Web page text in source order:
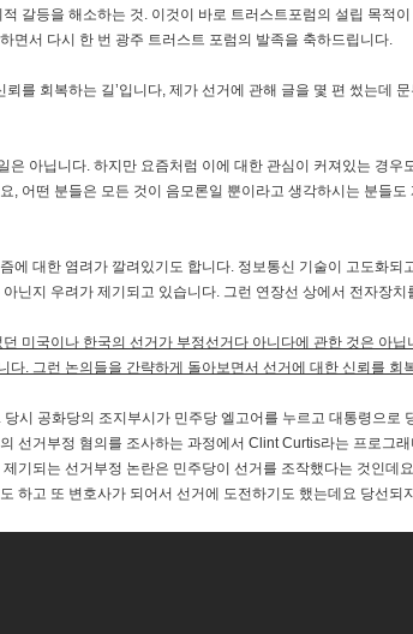
갈등을 해소하는 것. 이것이 바로 트러스트포럼의 설립 목적
면서 다시 한 번 광주 트러스트 포럼의 발족을 축하드립니다.
뢰를 회복하는 길’입니다, 제가 선거에 관해 글을 몇 편 썼는데
은 아닙니다. 하지만 요즘처럼 이에 대한 관심이 커져있는 경우
, 어떤 분들은 모든 것이 음모론일 뿐이라고 생각하시는 분들
에 대한 염려가 깔려있기도 합니다. 정보통신 기술이 고도화되
닌지 우려가 제기되고 있습니다. 그런 연장선 상에서 전자장
미국이나 한국의 선거가 부정선거다 아니다에 관한 것은 아
다. 그런 논의들을 간략하게 돌아보면서 선거에 대한 신뢰를
시 공화당의 조지부시가 민주당 엘고어를 누르고 대통령으로
선거부정 혐의를 조사하는 과정에서 Clint Curtis라는 프로그
기되는 선거부정 논란은 민주당이 선거를 조작했다는 것인데
하고 또 변호사가 되어서 선거에 도전하기도 했는데요 당선되